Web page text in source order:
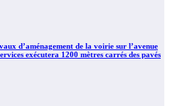
d’aménagement de la voirie sur l’avenue
exécutera 1200 mètres carrés des pavés